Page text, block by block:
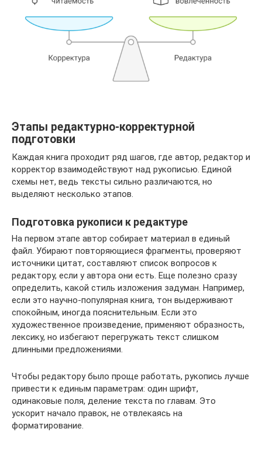
Этапы редактурно-корректурной
подготовки
Каждая книга проходит ряд шагов, где автор, редактор и
корректор взаимодействуют над рукописью. Единой
схемы нет, ведь тексты сильно различаются, но
выделяют несколько этапов.
Подготовка рукописи к редактуре
На первом этапе автор собирает материал в единый
файл. Убирают повторяющиеся фрагменты, проверяют
источники цитат, составляют список вопросов к
редактору, если у автора они есть. Еще полезно сразу
определить, какой стиль изложения задуман. Например,
если это научно-популярная книга, тон выдерживают
спокойным, иногда пояснительным. Если это
художественное произведение, применяют образность,
лексику, но избегают перегружать текст слишком
длинными предложениями.
Чтобы редактору было проще работать, рукопись лучше
привести к единым параметрам: один шрифт,
одинаковые поля, деление текста по главам. Это
ускорит начало правок, не отвлекаясь на
форматирование.